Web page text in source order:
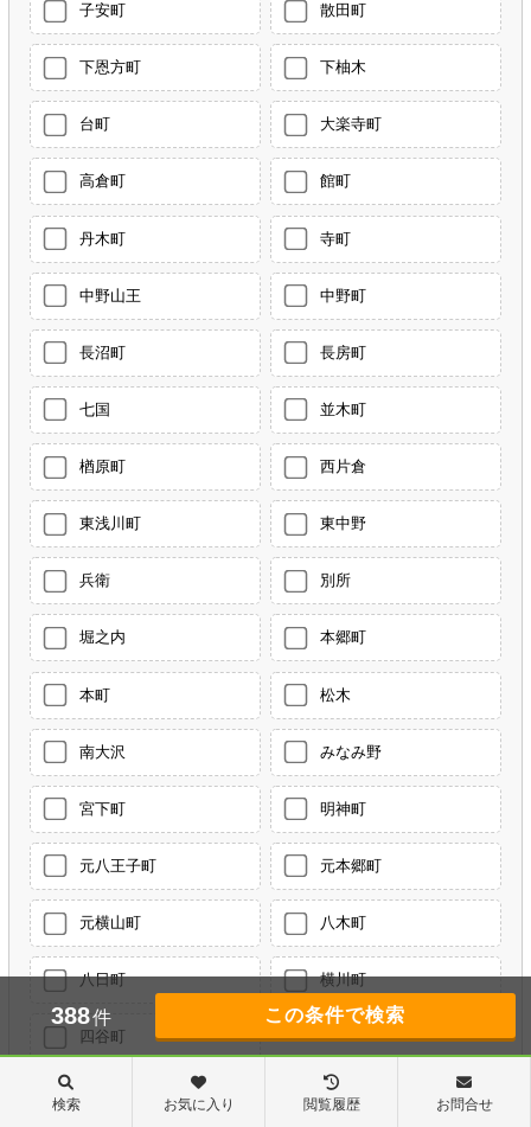
子安町 散田町
下恩方町 下柚木
台町 大楽寺町
高倉町 館町
丹木町 寺町
中野山王 中野町
長沼町 長房町
七国 並木町
楢原町 西片倉
東浅川町 東中野
兵衛 別所
堀之内 本郷町
本町 松木
南大沢 みなみ野
宮下町 明神町
元八王子町 元本郷町
元横山町 八木町
八日町 横川町
四谷町
388件
検索 お気に入り 閲覧履歴 お問合せ